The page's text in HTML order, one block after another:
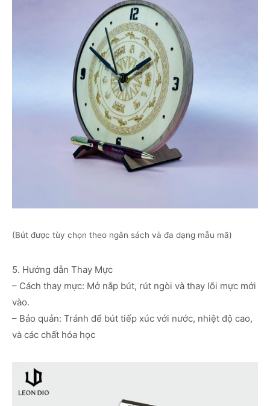
(Bút được tùy chọn theo ngân sách và đa dạng mẫu mã)
5. Hướng dẫn Thay Mực
– Cách thay mực: Mở nắp bút, rút ngòi và thay lõi mực mới
vào.
– Bảo quản: Tránh để bút tiếp xúc với nước, nhiệt độ cao,
và các chất hóa học